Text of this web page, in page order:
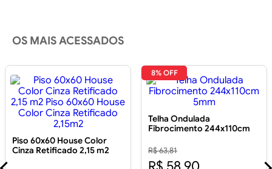
OS MAIS ACESSADOS
Piso 60x60 House Color
Cinza Retificado 2,15 m2
8% OFF
Telha Ondulada
Fibrocimento 244x110cm
R$ 63,81